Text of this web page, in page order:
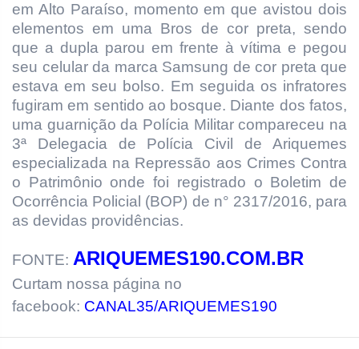
em Alto Paraíso, momento em que avistou dois
elementos em uma Bros de cor preta, sendo
que a dupla parou em frente à vítima e pegou
seu celular da marca Samsung de cor preta que
estava em seu bolso. Em seguida os infratores
fugiram em sentido ao bosque. Diante dos fatos,
uma guarnição da Polícia Militar compareceu na
3ª Delegacia de Polícia Civil de Ariquemes
especializada na Repressão aos Crimes Contra
o Patrimônio onde foi registrado o Boletim de
Ocorrência Policial (BOP) de n° 2317/2016, para
as devidas providências.
FONTE: ARIQUEMES190.COM.BR
Curtam nossa página no
facebook: CANAL35/ARIQUEMES190